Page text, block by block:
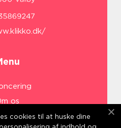
os
cookies til at huske dine